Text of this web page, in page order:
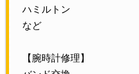
ハミルトン
など
【腕時計修理】